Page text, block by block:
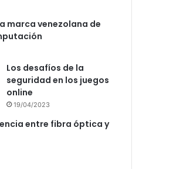
marca venezolana de
Los desafíos de la
seguridad en los juegos
online
19/04/2023
entre fibra óptica y